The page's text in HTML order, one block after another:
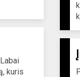
kuris